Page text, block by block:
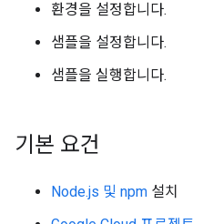
환경을 설정합니다.
샘플을 설정합니다.
샘플을 실행합니다.
기본 요건
Node.js 및 npm 설치